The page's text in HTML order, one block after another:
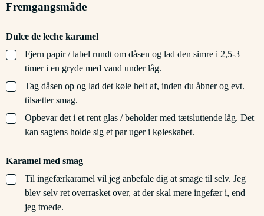
Fremgangsmåde
Dulce de leche karamel
▢
Fjern papir / label rundt om dåsen og lad den simre i 2,5-3
timer i en gryde med vand under låg.
▢
Tag dåsen op og lad det køle helt af, inden du åbner og evt.
tilsætter smag.
▢
Opbevar det i et rent glas / beholder med tætsluttende låg. Det
kan sagtens holde sig et par uger i køleskabet.
Karamel med smag
▢
Til ingefærkaramel vil jeg anbefale dig at smage til selv. Jeg
blev selv ret overrasket over, at der skal mere ingefær i, end
jeg troede.